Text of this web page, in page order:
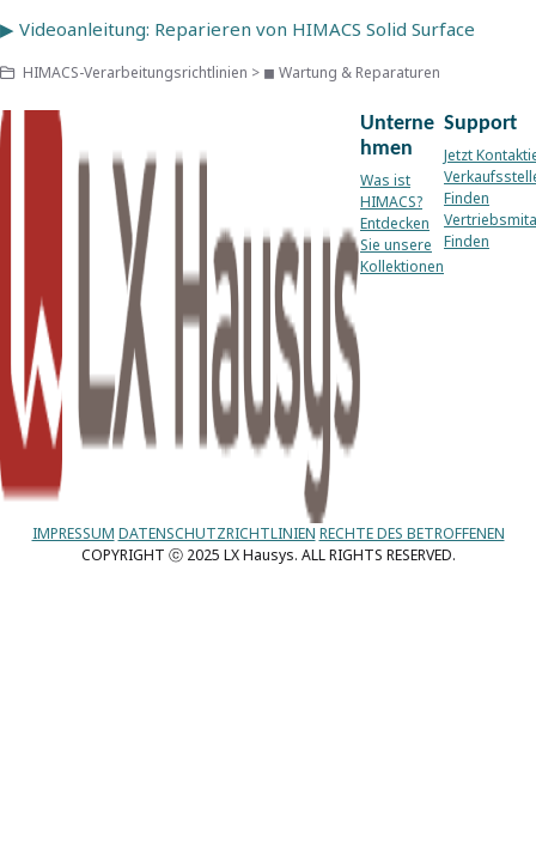
▶ Videoanleitung: Reparieren von HIMACS Solid Surface
HIMACS-Verarbeitungsrichtlinien > ◼ Wartung & Reparaturen
Unterne
hmen
Was ist
HIMACS?
Entdecken
Sie unsere
Kollektionen
Support
Jetzt
Finden
Finden
IMPRESSUM DATENSCHUTZRICHTLINIEN RECHTE DES BETROFFENEN
COPYRIGHT ⓒ 2025 LX Hausys. ALL RIGHTS RESERVED.